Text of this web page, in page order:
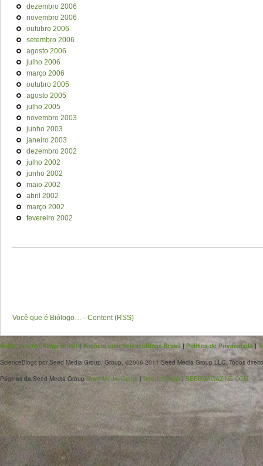
dezembro 2006
novembro 2006
outubro 2006
setembro 2006
agosto 2006
julho 2006
março 2006
outubro 2005
agosto 2005
julho 2005
novembro 2003
junho 2003
janeiro 2003
dezembro 2002
julho 2002
junho 2002
maio 2002
abril 2002
março 2002
fevereiro 2002
Você que é Biólogo… - Content (RSS)
Sobre ScienceBlogs Brasil| Anuncie com ScienceBlogs Brasil| Política de Privacidade |
ScienceBlogs por Seed Media Group. Group. ©2006-2011 Seed Media Group LLC. Todos
Páginas da Seed Media GroupSeed Media Group |ScienceBlogs |SEEDMAGAZINE.COM